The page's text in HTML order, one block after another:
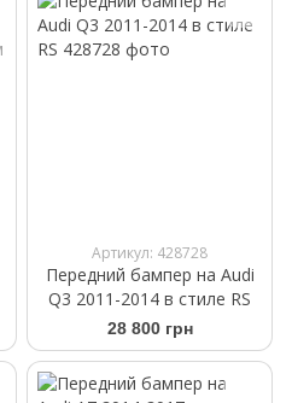
Артикул: 428728
Передний бампер на Audi
Q3 2011-2014 в стиле RS
28 800 грн